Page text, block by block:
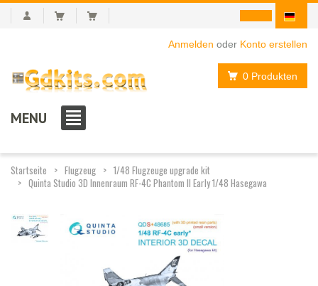
Anmelden oder Konto erstellen
0 Produkten
MENU
Startseite Flugzeug
1/48 Flugzeuge upgrade kit
Quinta Studio 3D Innenraum RF-4C Phantom II Early 1/48 Hasegawa